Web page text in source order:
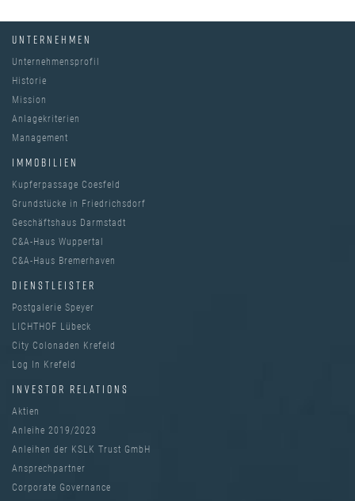
UNTERNEHMEN
Unternehmensprofil
Historie
Mission
Anlagekriterien
Management
IMMOBILIEN
Kupferpassage Coesfeld
Grundstücke in Friedrichsdorf
Geschäftshaus Darmstadt
C&A-Haus Wuppertal
C&A-Haus Bremerhaven
DIENSTLEISTER
Postgalerie Speyer
LICHTHOF Lübeck
City Colonaden Krefeld
Log In Krefeld
INVESTOR RELATIONS
Aktien
Anleihe 2019/2023
Anleihen der KSLK Trust GmbH
Ansprechpartner
Corporate Governance